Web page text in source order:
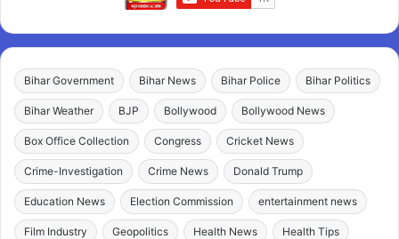
Bihar Government Bihar News Bihar Police Bihar Politics
Bihar Weather BJP Bollywood Bollywood News
Box Office Collection Congress Cricket News
Crime-Investigation Crime News Donald Trump
Education News Election Commission entertainment news
Film Industry Geopolitics Health News Health Tips